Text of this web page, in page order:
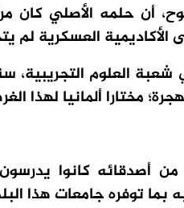
أن حلمه الأصلي كان
الأكاديمية العسكرية لم
مختارا ألمانيا لهذا
كانوا يدرسون في
بما توفره جامعات هذا